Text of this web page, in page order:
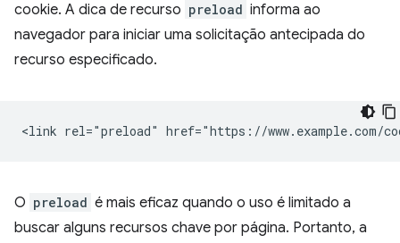
cookie. A dica de recurso preload informa ao
navegador para iniciar uma solicitação antecipada do
recurso especificado.
O preload é mais eficaz quando o uso é limitado a
buscar alguns recursos chave por página. Portanto, a